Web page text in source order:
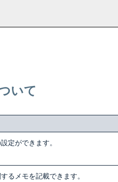
いて
定ができます。
るメモを記載できます。